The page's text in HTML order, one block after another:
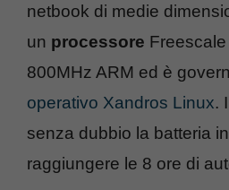
netbook di medie
un processore
800MHz ARM ed è
operativo Xandros Linux.
senza dubbio la batteria
raggiungere le 8 ore di